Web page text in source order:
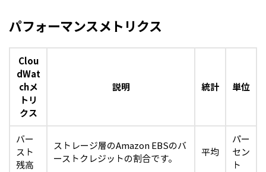
パフォーマンスメトリクス
Clou
dWat
chメ
トリ
クス
説明 統計 単位
バー
スト
残高
ストレージ層のAmazon EBSのバ
ーストクレジットの割合です。
平均
パー
セン
ト